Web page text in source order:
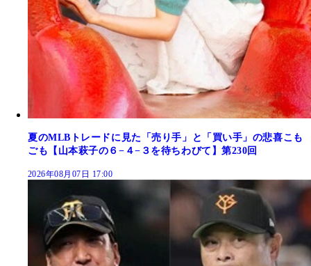
夏のMLBトレードに見た「売り手」と「買い手」の悲喜こも
ごも【山本萩子の６−４−３を待ちわびて】第230回
2026年08月07日 17:00